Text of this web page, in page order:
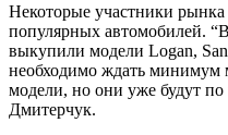
Некоторые участники
популярных автомобилей.
выкупили модели Logan,
необходимо ждать минимум
модели, но они уже будут
Дмитерчук.